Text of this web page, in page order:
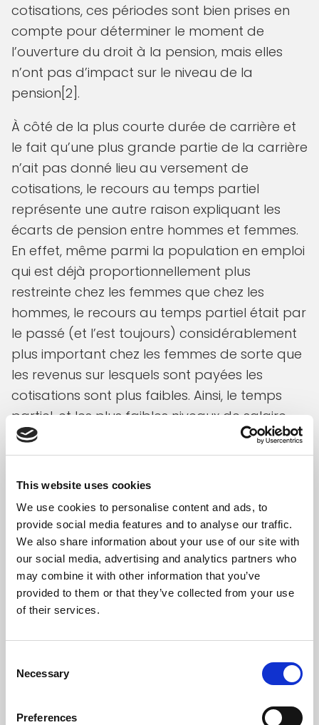
This website uses cookies
We use cookies to personalise content and ads, to
provide social media features and to analyse our traffic.
We also share information about your use of our site with
our social media, advertising and analytics partners who
may combine it with other information that you’ve
provided to them or that they’ve collected from your use
of their services.
Selection
Necessary
Preferences
cotisations, ces périodes sont bien prises en
compte pour déterminer le moment de
l’ouverture du droit à la pension, mais elles
n’ont pas d’impact sur le niveau de la
pension[2].
À côté de la plus courte durée de carrière et
le fait qu’une plus grande partie de la carrière
n’ait pas donné lieu au versement de
cotisations, le recours au temps partiel
représente une autre raison expliquant les
écarts de pension entre hommes et femmes.
En effet, même parmi la population en emploi
qui est déjà proportionnellement plus
restreinte chez les femmes que chez les
hommes, le recours au temps partiel était par
le passé (et l’est toujours) considérablement
plus important chez les femmes de sorte que
les revenus sur lesquels sont payées les
cotisations sont plus faibles. Ainsi, le temps
partiel, et les plus faibles niveaux de salaire
qui vont avec, explique aussi une partie de
l’inégalité observée aujourd’hui au niveau des
pensions.
Graphique 5 : Évolution du taux de temps
partiels pour les 15-59 ans